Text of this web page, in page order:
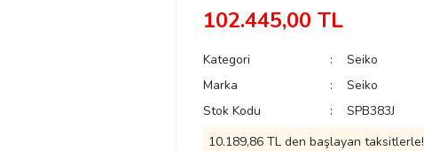
102.445,00 TL
Kategori
Seiko
Marka
Seiko
Stok Kodu
SPB383J
10.189,86 TL den başlayan taksitlerle!